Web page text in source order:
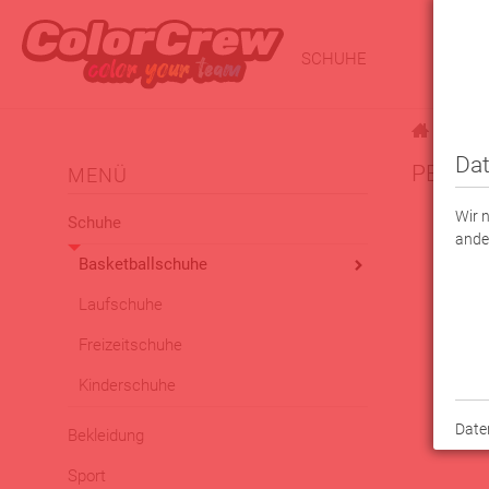
SCHUHE
MENÜ
Schuhe
Basketballschuhe
Laufschuhe
Freizeitschuhe
Kinderschuhe
Bekleidung
Sport
PEAK
Wir